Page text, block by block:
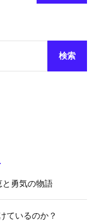
と勇気の物語
ているのか？